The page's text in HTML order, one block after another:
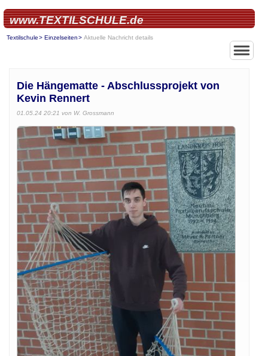
www.TEXTILSCHULE.de
Textilschule Einzelseiten Aktuelle Nachricht details
Die Hängematte - Abschlussprojekt von
Kevin Rennert
01.05.24 20:21 von W. Grossmann